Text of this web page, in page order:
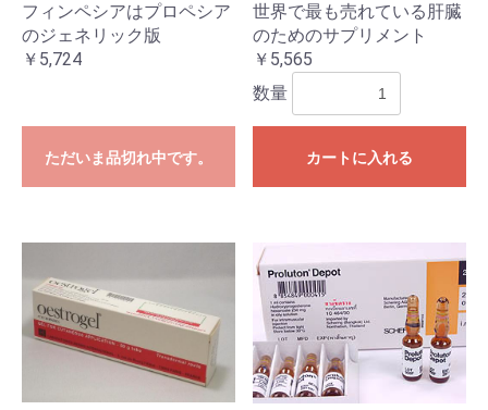
フィンペシアはプロペシア
のジェネリック版
￥5,724
ただいま品切れ中です。
世界で最も売れている肝臓
のためのサプリメント
￥5,565
数量
カートに入れる